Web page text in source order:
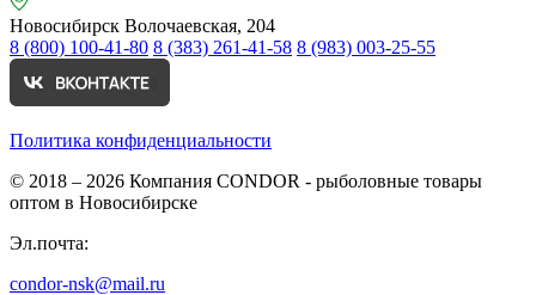
Новосибирск Волочаевская, 204
8 (800) 100-41-80 8 (383) 261-41-58 8 (983) 003-25-55
Политика конфиденциальности
© 2018 – 2026 Компания CONDOR - рыболовные товары
оптом в Новосибирске
Эл.почта:
condor-nsk@mail.ru